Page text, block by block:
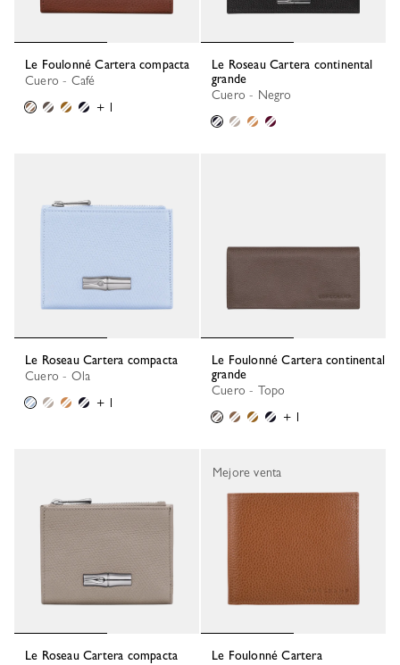
Le Foulonné Cartera compacta
Cuero - Café
+ 1
Le Roseau Cartera continental
grande
Cuero - Negro
Le Roseau Cartera compacta
Cuero - Ola
+ 1
Le Foulonné Cartera continental
grande
Cuero - Topo
+ 1
Le Roseau Cartera compacta
Le Foulonné Cartera
Mejore venta